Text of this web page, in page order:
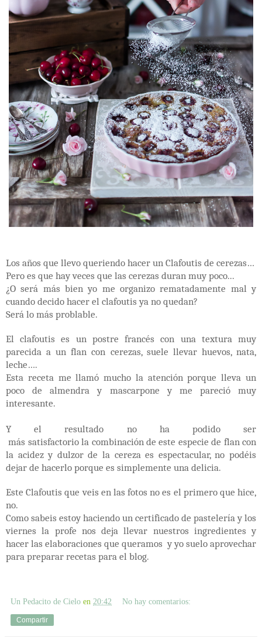
Los años que llevo queriendo hacer un Clafoutis de cerezas…
Pero es que hay veces que las cerezas duran muy poco...
¿O será más bien yo me organizo rematadamente mal y
cuando decido hacer el clafoutis ya no quedan?
Será lo más problable.
El clafoutis es un postre francés con una textura muy
parecida a un flan con cerezas, suele llevar huevos, nata,
leche….
Esta receta me llamó mucho la atención porque lleva un
poco de almendra y mascarpone y me pareció muy
interesante.
Y el resultado no ha podido ser
más satisfactoriola combinación de este especie de flan con
la acidez y dulzor de la cereza es espectacular, no podéis
dejar de hacerlo porque es simplemente una delicia.
Este Clafoutis que veis en las fotos no es el primero que hice,
no.
Como sabeis estoy haciendo un certificado de pastelería y los
viernes la profe nos deja llevar nuestros ingredientes y
hacer las elaboraciones que queramos y yo suelo aprovechar
para preparar recetas para el blog.
Un Pedacito de Cielo en 20:42 No hay comentarios:
Compartir